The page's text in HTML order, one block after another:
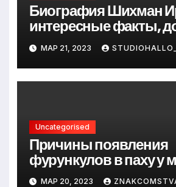
Биография Шихман
интересные факты,
и путь к успеху
МАР 21, 2023 STUDIOHALLO_
Uncategorised
Причины появления
фурункулов в паху у
МАР 20, 2023